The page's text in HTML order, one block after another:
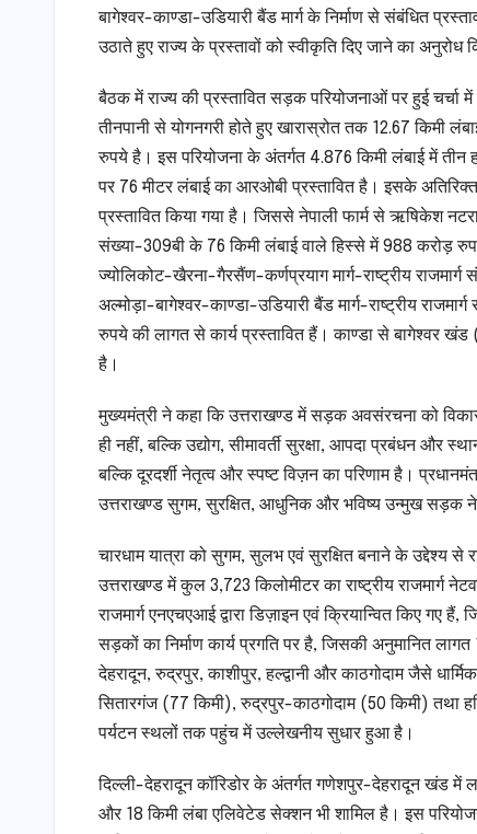
बागेश्वर-काण्डा-उडियारी बैंड मार्ग के निर्माण से संबंधित
उठाते हुए राज्य के प्रस्तावों को स्वीकृति दिए जाने का अनुरोध
बैठक में राज्य की प्रस्तावित सड़क परियोजनाओं पर हुई चर्चा
तीनपानी से योगनगरी होते हुए खारास्रोत तक 12.67 किमी
रुपये है। इस परियोजना के अंतर्गत 4.876 किमी लंबाई में तीन
पर 76 मीटर लंबाई का आरओबी प्रस्तावित है। इसके
प्रस्तावित किया गया है। जिससे नेपाली फार्म से ऋषिकेश
संख्या-309बी के 76 किमी लंबाई वाले हिस्से में 988 करोड़
ज्योलिकोट-खैरना-गैरसैंण-कर्णप्रयाग मार्ग-राष्ट्रीय
अल्मोड़ा-बागेश्वर-काण्डा-उडियारी बैंड मार्ग-राष्ट्रीय
रुपये की लागत से कार्य प्रस्तावित हैं। काण्डा से बागेश्वर
है।
मुख्यमंत्री ने कहा कि उत्तराखण्ड में सड़क अवसंरचना को
ही नहीं, बल्कि उद्योग, सीमावर्ती सुरक्षा, आपदा प्रबंधन और
बल्कि दूरदर्शी नेतृत्व और स्पष्ट विज़न का परिणाम है।
उत्तराखण्ड सुगम, सुरक्षित, आधुनिक और भविष्य उन्मुख सड़क
चारधाम यात्रा को सुगम, सुलभ एवं सुरक्षित बनाने के उद्देश्य से
उत्तराखण्ड में कुल 3,723 किलोमीटर का राष्ट्रीय राजमार्ग
राजमार्ग एनएचएआई द्वारा डिज़ाइन एवं क्रियान्वित किए गए
सड़कों का निर्माण कार्य प्रगति पर है, जिसकी अनुमानित
देहरादून, रुद्रपुर, काशीपुर, हल्द्वानी और काठगोदाम जैसे
सितारगंज (77 किमी), रुद्रपुर-काठगोदाम (50 किमी) तथा
पर्यटन स्थलों तक पहुंच में उल्लेखनीय सुधार हुआ है।
दिल्ली-देहरादून कॉरिडोर के अंतर्गत गणेशपुर-देहरादून खंड
और 18 किमी लंबा एलिवेटेड सेक्शन भी शामिल है। इस